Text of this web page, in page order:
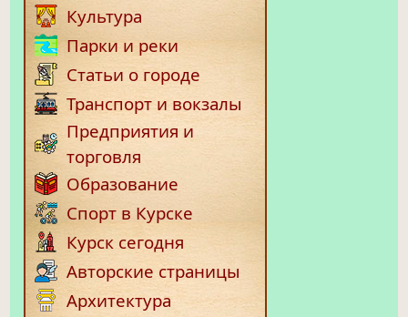
Культура
Парки и реки
Статьи о городе
Транспорт и вокзалы
Предприятия и
торговля
Образование
Спорт в Курске
Курск сегодня
Авторские страницы
Архитектура